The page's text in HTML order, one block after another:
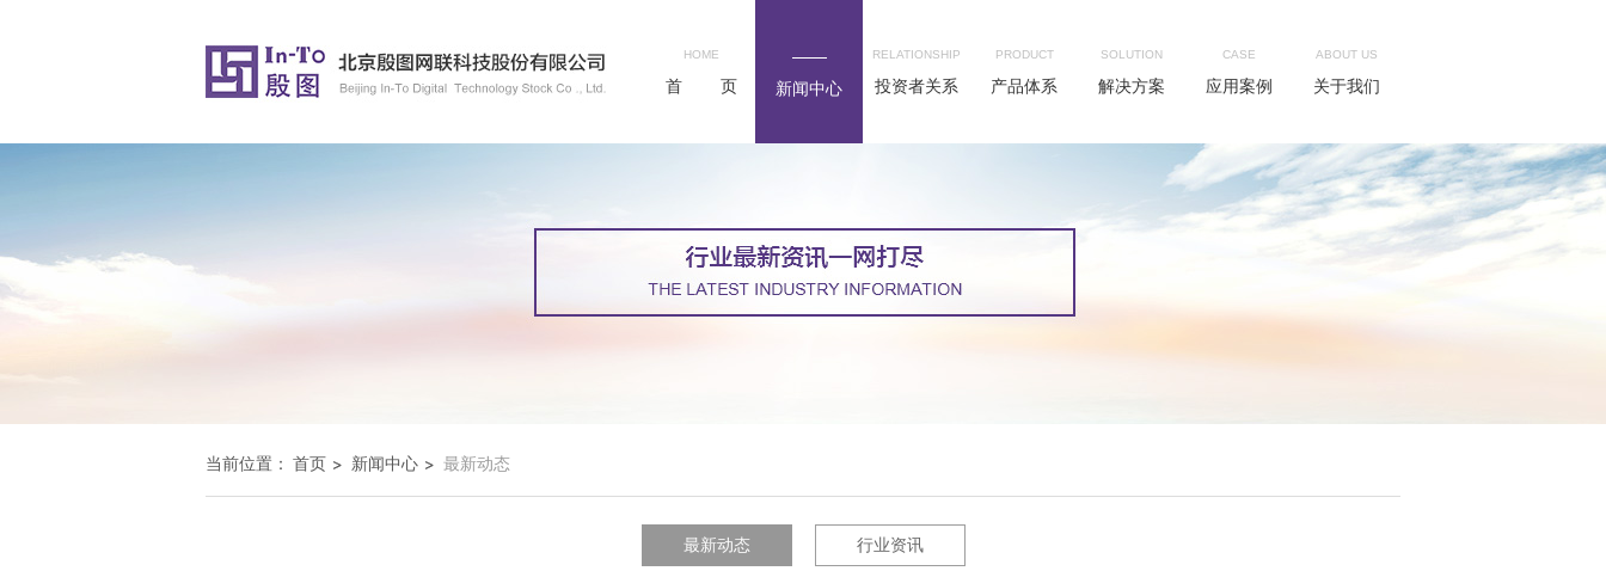
HOME
首 页 新闻中心
RELATIONSHIP
投资者关系
PRODUCT
产品体系
SOLUTION
解决方案
CASE
应用案例
ABOUT US
关于我们
当前位置： 首页 新闻中心 最新动态
最新动态 行业资讯